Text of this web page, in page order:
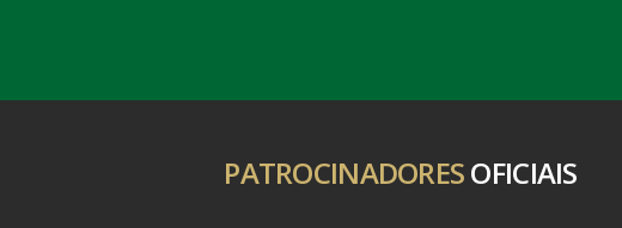
PATROCINADORESOFICIAIS